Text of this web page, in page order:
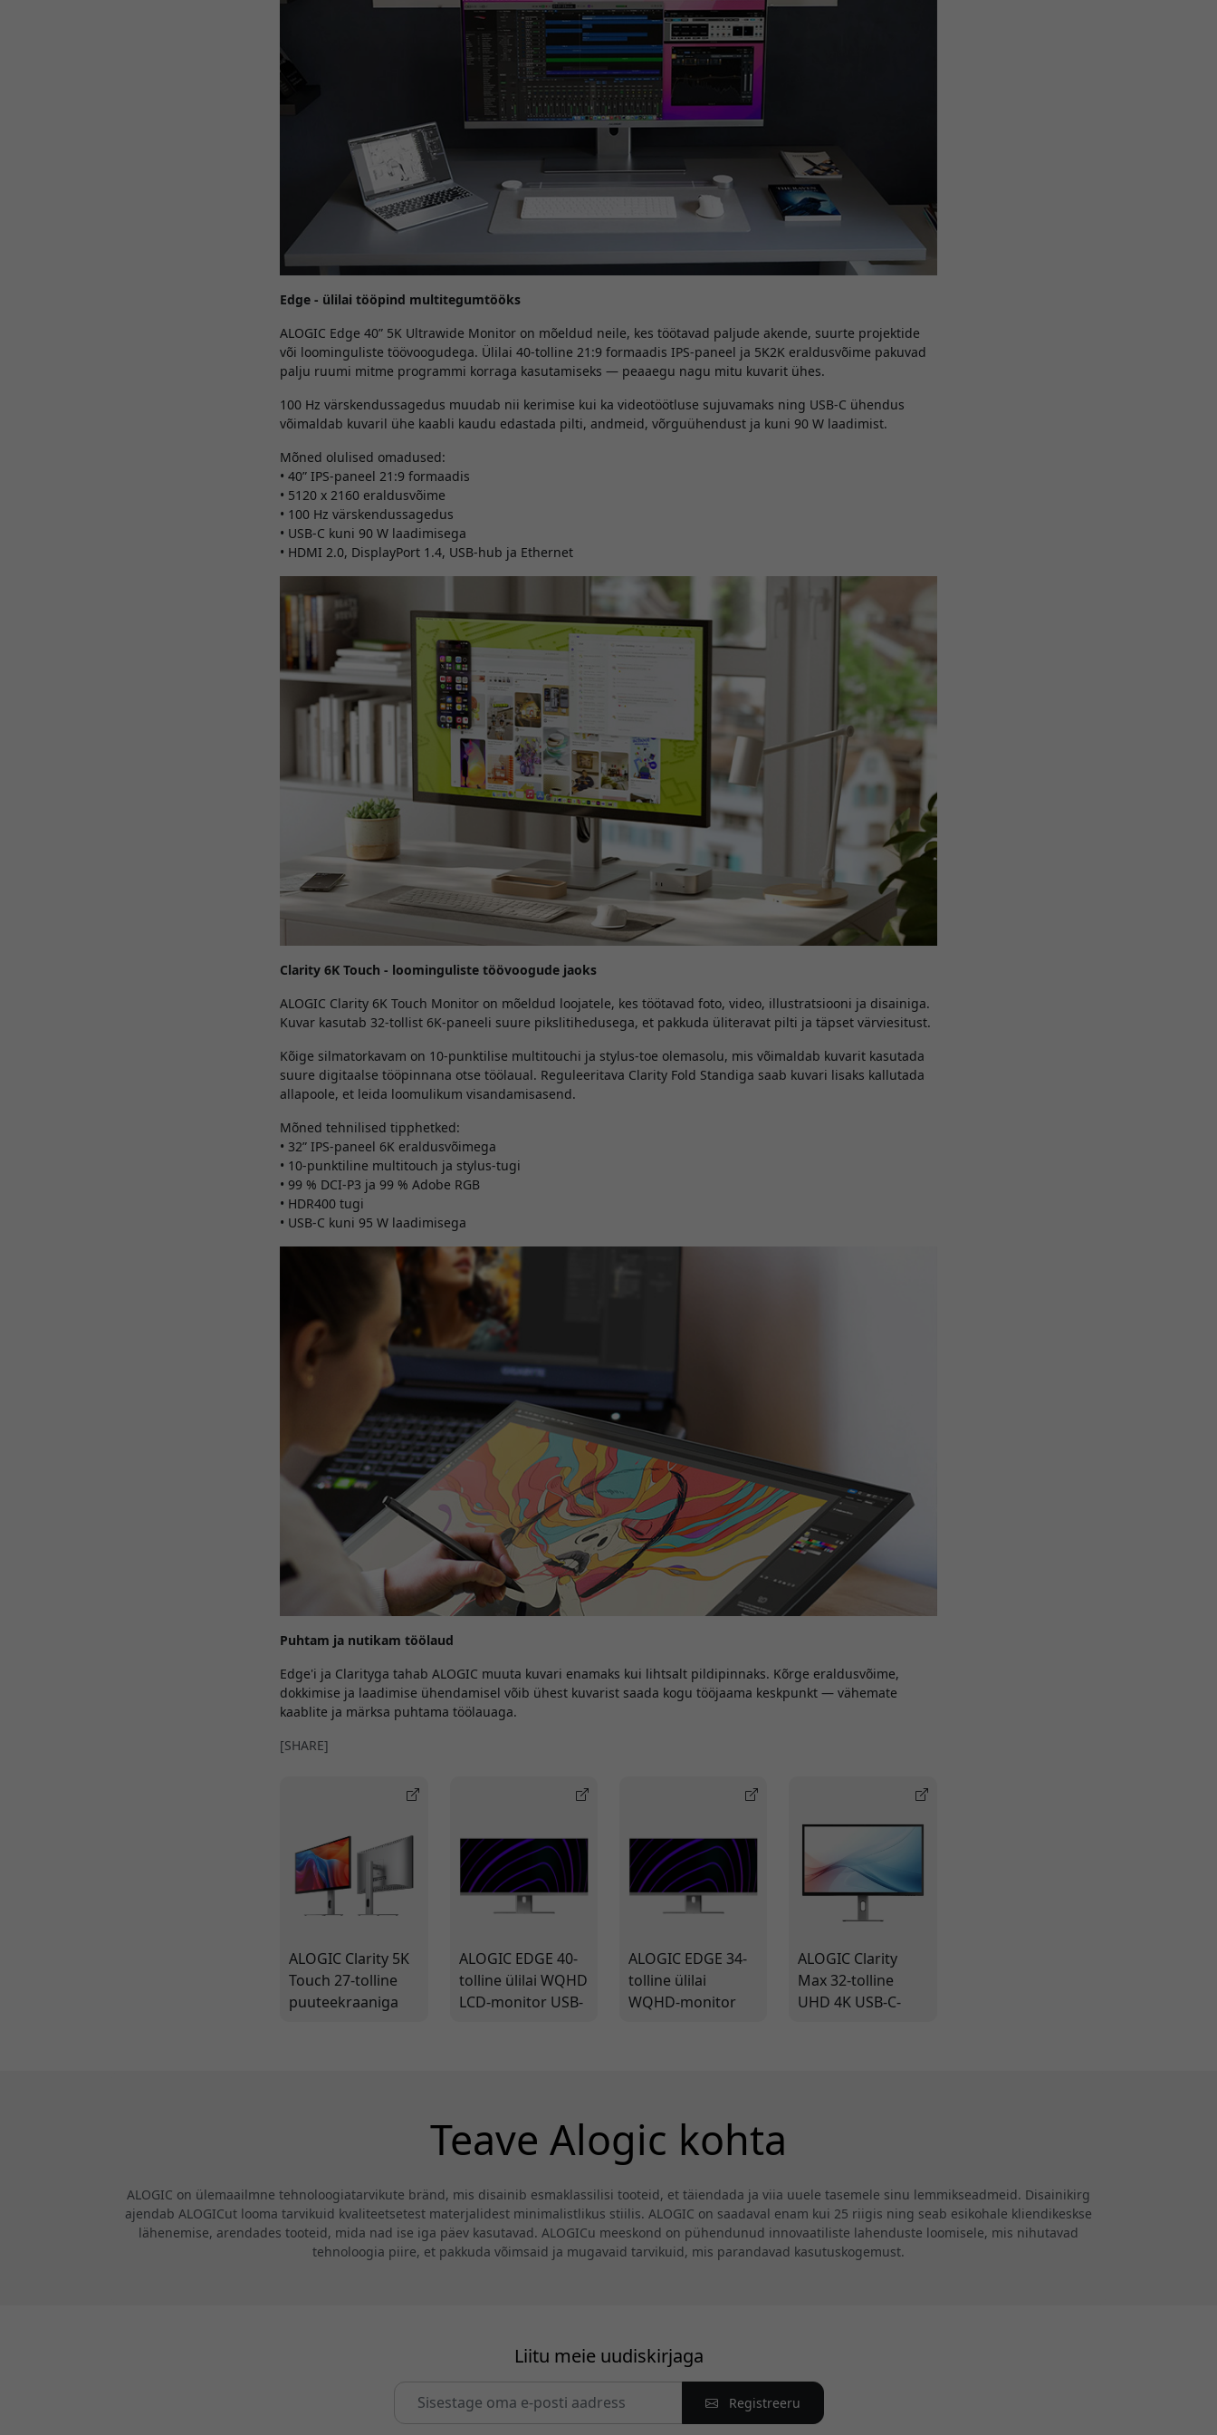
Edge - ülilai tööpind multitegumtööks
ALOGIC Edge 40” 5K Ultrawide Monitor on mõeldud neile, kes töötavad paljude akende, suurte projektide
või loominguliste töövoogudega. Ülilai 40-tolline 21:9 formaadis IPS-paneel ja 5K2K eraldusvõime pakuvad
palju ruumi mitme programmi korraga kasutamiseks — peaaegu nagu mitu kuvarit ühes.
100 Hz värskendussagedus muudab nii kerimise kui ka videotöötluse sujuvamaks ning USB-C ühendus
võimaldab kuvaril ühe kaabli kaudu edastada pilti, andmeid, võrguühendust ja kuni 90 W laadimist.
Mõned olulised omadused:
• 40” IPS-paneel 21:9 formaadis
• 5120 x 2160 eraldusvõime
• 100 Hz värskendussagedus
• USB-C kuni 90 W laadimisega
• HDMI 2.0, DisplayPort 1.4, USB-hub ja Ethernet
Clarity 6K Touch - loominguliste töövoogude jaoks
ALOGIC Clarity 6K Touch Monitor on mõeldud loojatele, kes töötavad foto, video, illustratsiooni ja disainiga.
Kuvar kasutab 32-tollist 6K-paneeli suure pikslitihedusega, et pakkuda üliteravat pilti ja täpset värviesitust.
Kõige silmatorkavam on 10-punktilise multitouchi ja stylus-toe olemasolu, mis võimaldab kuvarit kasutada
suure digitaalse tööpinnana otse töölaual. Reguleeritava Clarity Fold Standiga saab kuvari lisaks kallutada
allapoole, et leida loomulikum visandamisasend.
Mõned tehnilised tipphetked:
• 32” IPS-paneel 6K eraldusvõimega
• 10-punktiline multitouch ja stylus-tugi
• 99 % DCI-P3 ja 99 % Adobe RGB
• HDR400 tugi
• USB-C kuni 95 W laadimisega
Puhtam ja nutikam töölaud
Edge'i ja Clarityga tahab ALOGIC muuta kuvari enamaks kui lihtsalt pildipinnaks. Kõrge eraldusvõime,
dokkimise ja laadimise ühendamisel võib ühest kuvarist saada kogu tööjaama keskpunkt — vähemate
kaablite ja märksa puhtama töölauaga.
[SHARE]
ALOGIC Clarity 5K
Touch 27-tolline
puuteekraaniga
ALOGIC EDGE 40-
tolline ülilai WQHD
LCD-monitor USB-
ALOGIC EDGE 34-
tolline ülilai
WQHD-monitor
ALOGIC Clarity
Max 32-tolline
UHD 4K USB-C-
Teave Alogic kohta
ALOGIC on ülemaailmne tehnoloogiatarvikute bränd, mis disainib esmaklassilisi tooteid, et täiendada ja viia uuele tasemele sinu lemmikseadmeid. Disainikirg
ajendab ALOGICut looma tarvikuid kvaliteetsetest materjalidest minimalistlikus stiilis. ALOGIC on saadaval enam kui 25 riigis ning seab esikohale kliendikeskse
lähenemise, arendades tooteid, mida nad ise iga päev kasutavad. ALOGICu meeskond on pühendunud innovaatiliste lahenduste loomisele, mis nihutavad
tehnoloogia piire, et pakkuda võimsaid ja mugavaid tarvikuid, mis parandavad kasutuskogemust.
Liitu meie uudiskirjaga
Registreeru